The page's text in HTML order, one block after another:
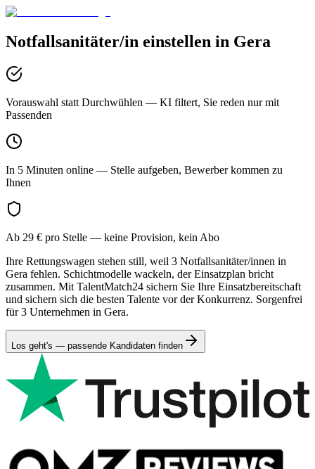
Notfallsanitäter/in einstellen in Gera
Vorauswahl statt Durchwühlen — KI filtert, Sie reden nur mit
Passenden
In 5 Minuten online — Stelle aufgeben, Bewerber kommen zu
Ihnen
Ab 29 € pro Stelle — keine Provision, kein Abo
Ihre Rettungswagen stehen still, weil 3 Notfallsanitäter/innen in
Gera fehlen. Schichtmodelle wackeln, der Einsatzplan bricht
zusammen. Mit TalentMatch24 sichern Sie Ihre Einsatzbereitschaft
und sichern sich die besten Talente vor der Konkurrenz. Sorgenfrei
für 3 Unternehmen in Gera.
Los geht's — passende Kandidaten finden